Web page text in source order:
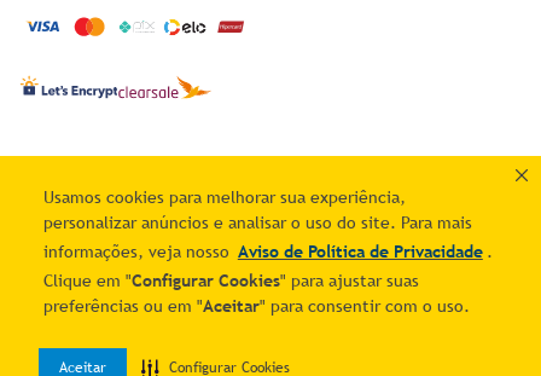
Usamos cookies para melhorar sua experiência,
personalizar anúncios e analisar o uso do site. Para mais
informações, veja nosso Aviso de Política de Privacidade .
Clique em "Configurar Cookies" para ajustar suas
preferências ou em "Aceitar" para consentir com o uso.
Aceitar Configurar Cookies
© 2025 - Esta loja é operada pela Infracommerce Intermediações de Negócios na Internet
S.A. - CNPJ: 59.317.850/0001-60 - Av. Hélio Ossamu Daikuara, 1445 (Galpão G7, Sala RJ,
Nível Mezanino) - Jardim Vista Alegre - Embu das Artes/SP - CEP: 06807-905